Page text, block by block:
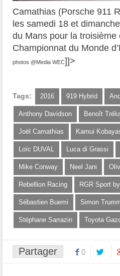
Camathias (Porsche 911
les samedi 18 et
du Mans pour la troisième
Championnat du Monde
photos @Media WEC]]>
Tags: 2016 919 Hybrid
Anthony Davidson Benoît
Joël Camathias Kamui
Loïc DUVAL Luca di Grassi
Mike Conway Neel Jani
Rebellion Racing RGR Sport
Sébastien Buemi Simon
Stéphane Sarrazin Toyota
Partager 0